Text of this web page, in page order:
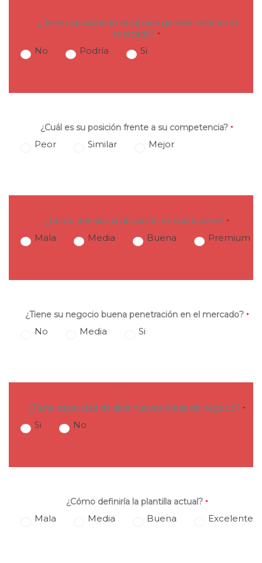
¿Tiene capacidad (marca) para generar valor en el
mercado? *
No Podría Si
¿Cuál es su posición frente a su competencia? *
Peor Similar Mejor
¿Cómo definiría la ubicación de su/s locales? *
Mala Media Buena Premium
¿Tiene su negocio buena penetración en el mercado? *
No Media Si
¿Tiene capacidad de abrir nuevas líneas de negocio? *
Si No
¿Cómo definiría la plantilla actual? *
Mala Media Buena Excelente